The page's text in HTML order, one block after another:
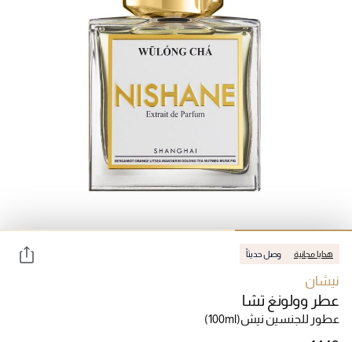
هدايا مجانية وصل حديثاً
نيشان
عطر وولونغ تشا
عطور للجنسين نيش(100ml)